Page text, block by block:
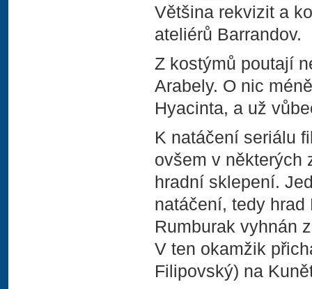
Většina rekvizit a
ateliérů Barrandov.
Z kostýmů poutají
Arabely. O nic
Hyacinta, a už
K natáčení seriálu
ovšem v některých
hradní sklepení.
natáčení, tedy
Rumburak vyhnán
V ten okamžik
Filipovský) na